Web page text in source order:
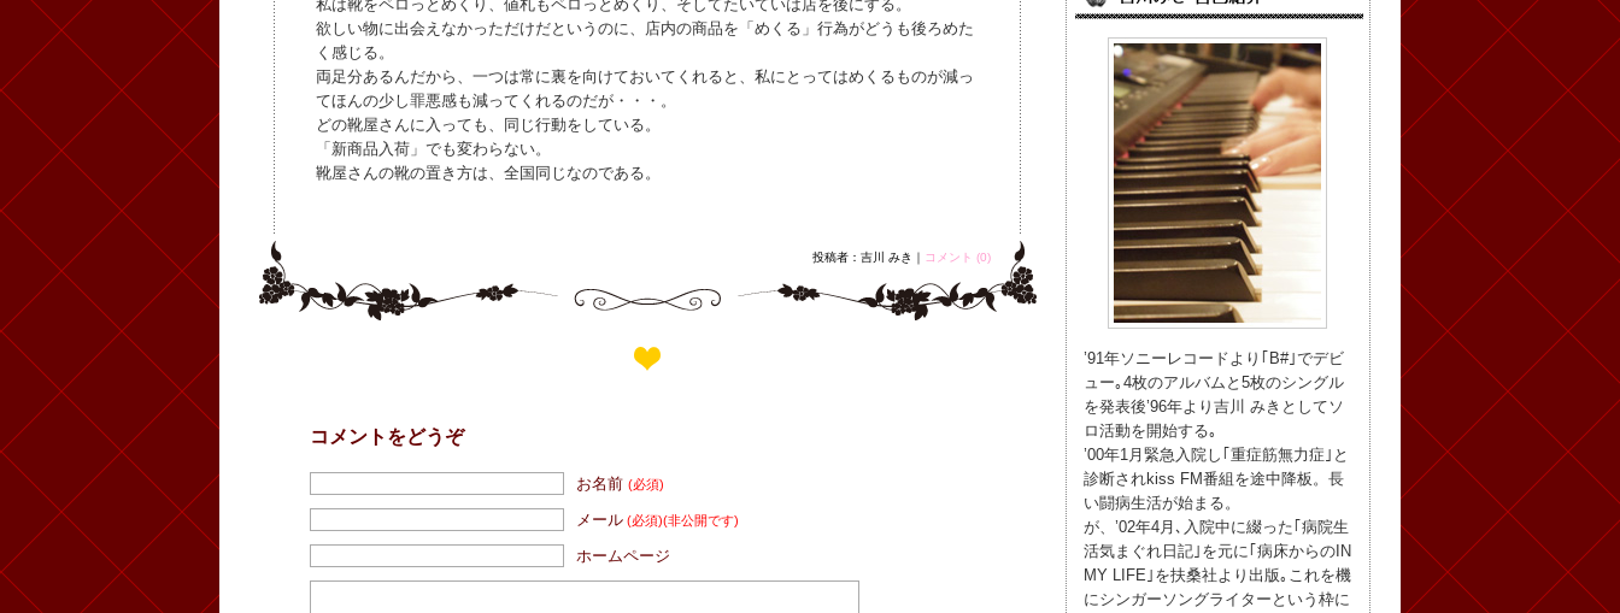
私は靴をペロっとめくり、値札もペロっとめくり、そしてたいていは店を後にする。
欲しい物に出会えなかっただけだというのに、店内の商品を「めくる」行為がどうも後ろめた
く感じる。
両足分あるんだから、一つは常に裏を向けておいてくれると、私にとってはめくるものが減っ
てほんの少し罪悪感も減ってくれるのだが・・・。
どの靴屋さんに入っても、同じ行動をしている。
「新商品入荷」でも変わらない。
靴屋さんの靴の置き方は、全国同じなのである。
投稿者：吉川 みき｜ コメント (0)
コメントをどうぞ
お名前(必須)
メール (必須)(非公開です)
ホームページ
’91年ソニーレコードより｢B#｣でデビ
ュー｡4枚のアルバムと5枚のシングル
を発表後’96年より吉川 みきとしてソ
ロ活動を開始する｡
’00年1月緊急入院し｢重症筋無力症｣と
診断されkiss FM番組を途中降板。長
い闘病生活が始まる。
が、’02年4月､入院中に綴った｢病院生
活気まぐれ日記｣を元に｢病床からのIN
MY LIFE｣を扶桑社より出版｡これを機
にシンガーソングライターという枠に